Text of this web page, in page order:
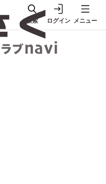
検索 ログイン メニュー